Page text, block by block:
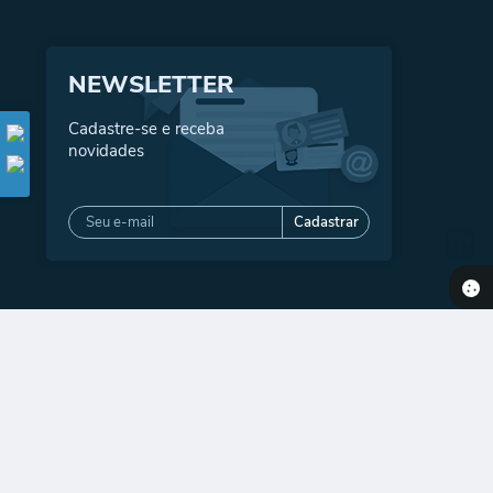
NEWSLETTER
Cadastre-se e receba
novidades
Cadastrar